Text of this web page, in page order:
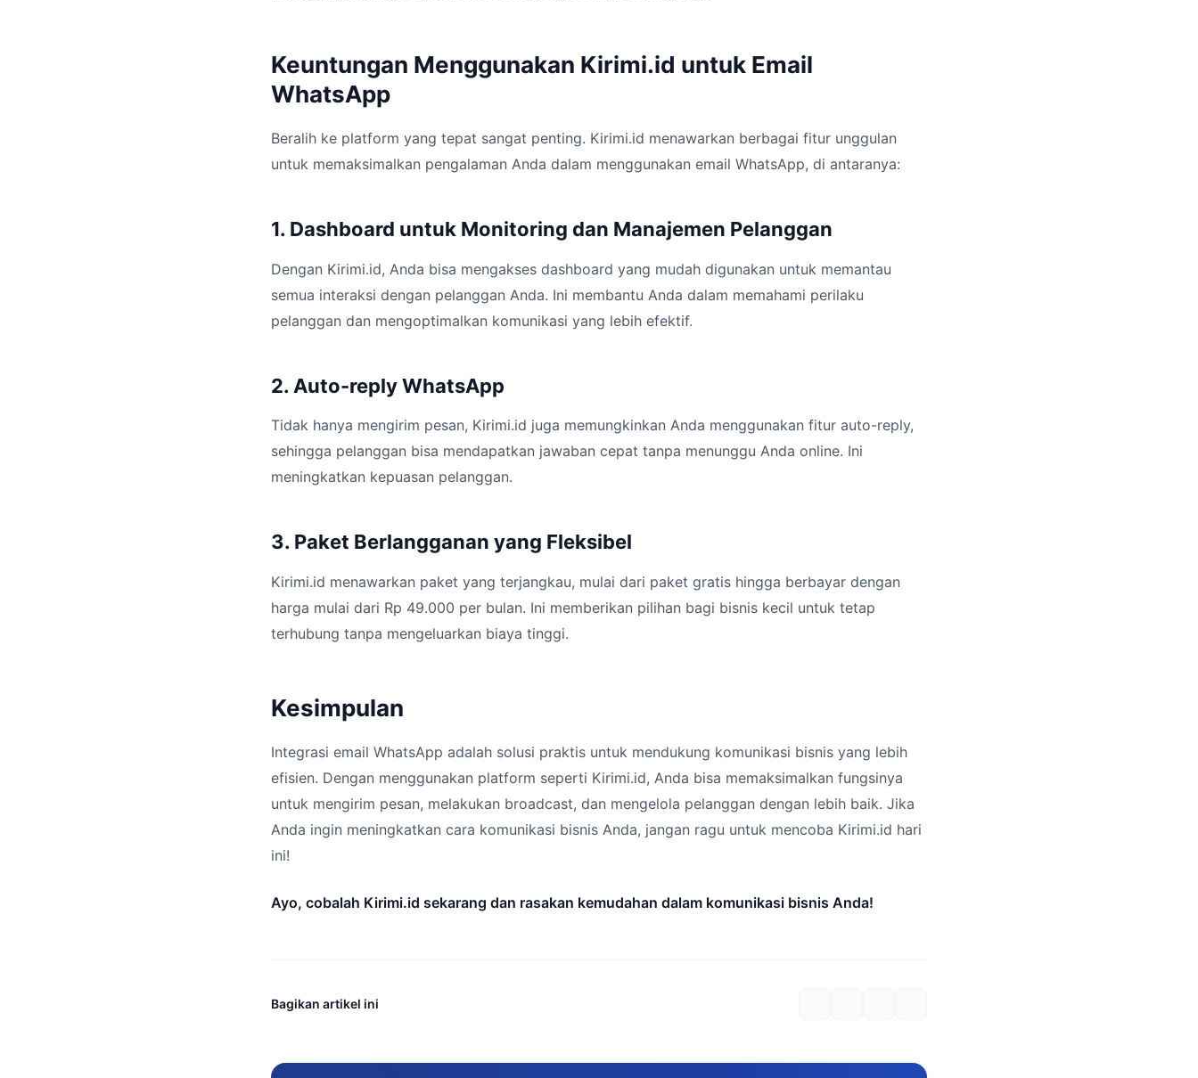
Keuntungan Menggunakan Kirimi.id untuk Email
WhatsApp
Beralih ke platform yang tepat sangat penting. Kirimi.id menawarkan berbagai fitur unggulan
untuk memaksimalkan pengalaman Anda dalam menggunakan email WhatsApp, di antaranya:
1. Dashboard untuk Monitoring dan Manajemen Pelanggan
Dengan Kirimi.id, Anda bisa mengakses dashboard yang mudah digunakan untuk memantau
semua interaksi dengan pelanggan Anda. Ini membantu Anda dalam memahami perilaku
pelanggan dan mengoptimalkan komunikasi yang lebih efektif.
2. Auto-reply WhatsApp
Tidak hanya mengirim pesan, Kirimi.id juga memungkinkan Anda menggunakan fitur auto-reply,
sehingga pelanggan bisa mendapatkan jawaban cepat tanpa menunggu Anda online. Ini
meningkatkan kepuasan pelanggan.
3. Paket Berlangganan yang Fleksibel
Kirimi.id menawarkan paket yang terjangkau, mulai dari paket gratis hingga berbayar dengan
harga mulai dari Rp 49.000 per bulan. Ini memberikan pilihan bagi bisnis kecil untuk tetap
terhubung tanpa mengeluarkan biaya tinggi.
Kesimpulan
Integrasi email WhatsApp adalah solusi praktis untuk mendukung komunikasi bisnis yang lebih
efisien. Dengan menggunakan platform seperti Kirimi.id, Anda bisa memaksimalkan fungsinya
untuk mengirim pesan, melakukan broadcast, dan mengelola pelanggan dengan lebih baik. Jika
Anda ingin meningkatkan cara komunikasi bisnis Anda, jangan ragu untuk mencoba Kirimi.id hari
ini!
Ayo, cobalah Kirimi.id sekarang dan rasakan kemudahan dalam komunikasi bisnis Anda!
Bagikan artikel ini